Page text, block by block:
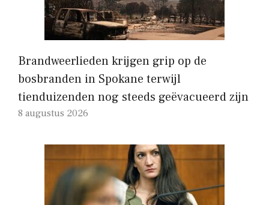
Brandweerlieden krijgen grip op de
bosbranden in Spokane terwijl
tienduizenden nog steeds geëvacueerd zijn
8 augustus 2026